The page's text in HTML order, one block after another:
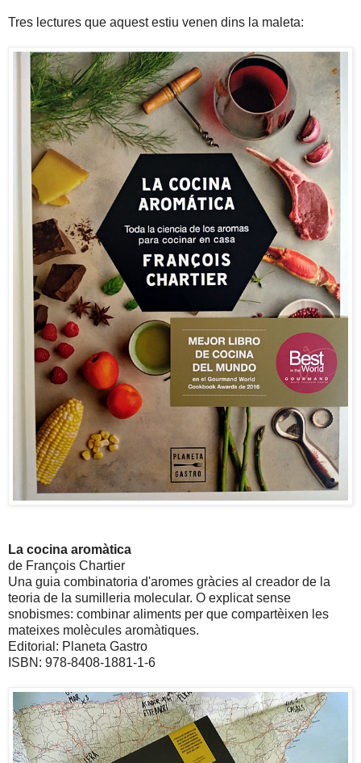
Tres lectures que aquest estiu venen dins la maleta:
La cocina aromàtica
de François Chartier
Una guia combinatoria d'aromes gràcies al creador de la
teoria de la sumilleria molecular. O explicat sense
snobismes: combinar aliments per que compartèixen les
mateixes molècules aromàtiques.
Editorial: Planeta Gastro
ISBN: 978-8408-1881-1-6